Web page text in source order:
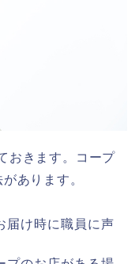
おきます。コープ
あります。
届け時に職員に声